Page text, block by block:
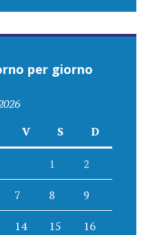
per giorno
V S D
1 2
7 8 9
14 15 16